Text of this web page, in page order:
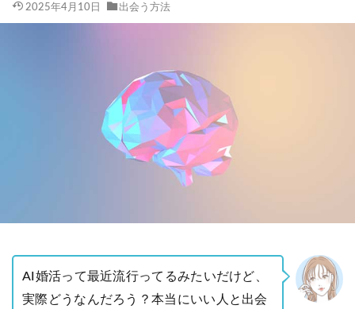
2025年4月10日 出会う方法
AI婚活って最近流行ってるみたいだけど、
実際どうなんだろう？本当にいい人と出会